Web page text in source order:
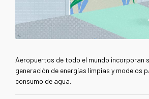
Aeropuertos de todo el mundo incorporan
generación de energías limpias y modelos
consumo de agua.